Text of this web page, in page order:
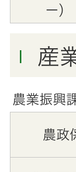
ー）
産
農業振興
農政